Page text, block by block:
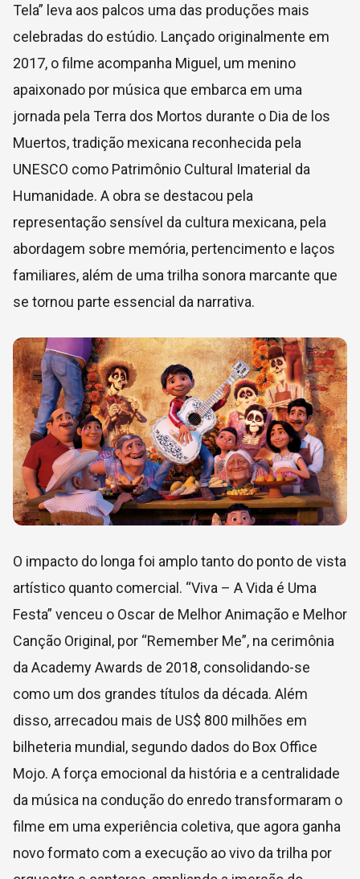
Tela” leva aos palcos uma das produções mais
celebradas do estúdio. Lançado originalmente em
2017, o filme acompanha Miguel, um menino
apaixonado por música que embarca em uma
jornada pela Terra dos Mortos durante o Dia de los
Muertos, tradição mexicana reconhecida pela
UNESCO como Patrimônio Cultural Imaterial da
Humanidade. A obra se destacou pela
representação sensível da cultura mexicana, pela
abordagem sobre memória, pertencimento e laços
familiares, além de uma trilha sonora marcante que
se tornou parte essencial da narrativa.
O impacto do longa foi amplo tanto do ponto de vista
artístico quanto comercial. “Viva – A Vida é Uma
Festa” venceu o Oscar de Melhor Animação e Melhor
Canção Original, por “Remember Me”, na cerimônia
da Academy Awards de 2018, consolidando-se
como um dos grandes títulos da década. Além
disso, arrecadou mais de US$ 800 milhões em
bilheteria mundial, segundo dados do Box Office
Mojo. A força emocional da história e a centralidade
da música na condução do enredo transformaram o
filme em uma experiência coletiva, que agora ganha
novo formato com a execução ao vivo da trilha por